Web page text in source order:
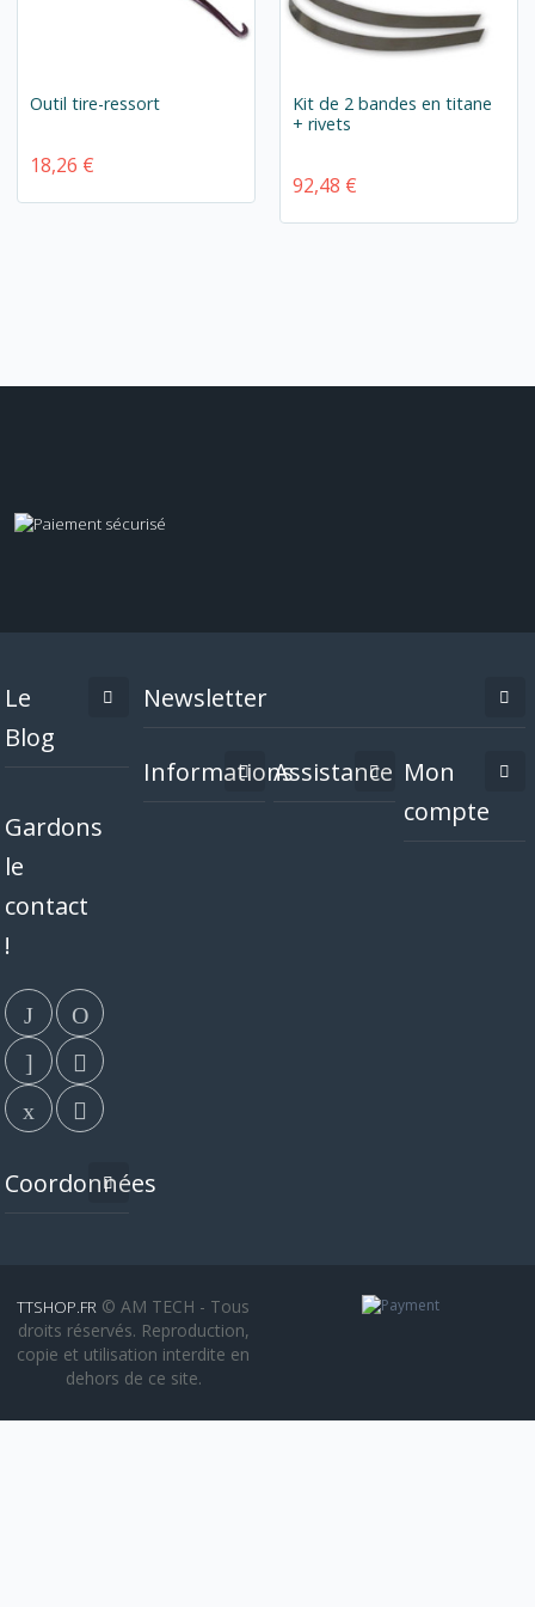
Outil tire-ressort
18,26 €
Kit de 2 bandes en titane
+ rivets
92,48 €
Le
Blog
Gardons
le
contact
!
Coordonnées
Newsletter
InformationsAssistance Mon
compte
TTSHOP.FR © AM TECH - Tous
droits réservés. Reproduction,
copie et utilisation interdite en
dehors de ce site.